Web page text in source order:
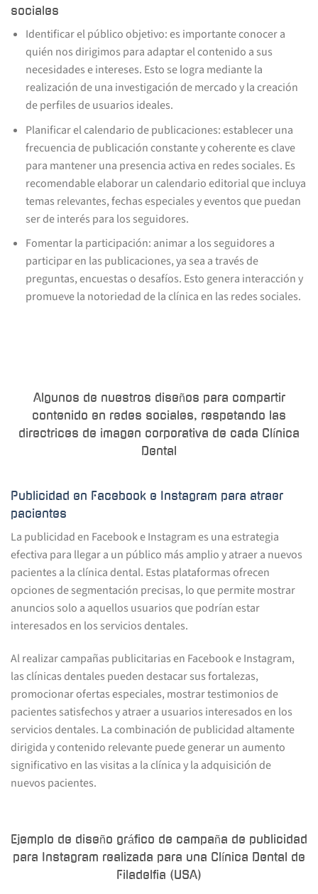
sociales
Identificar el público objetivo: es importante conocer a
quién nos dirigimos para adaptar el contenido a sus
necesidades e intereses. Esto se logra mediante la
realización de una investigación de mercado y la creación
de perfiles de usuarios ideales.
Planificar el calendario de publicaciones: establecer una
frecuencia de publicación constante y coherente es clave
para mantener una presencia activa en redes sociales. Es
recomendable elaborar un calendario editorial que incluya
temas relevantes, fechas especiales y eventos que puedan
ser de interés para los seguidores.
Fomentar la participación: animar a los seguidores a
participar en las publicaciones, ya sea a través de
preguntas, encuestas o desafíos. Esto genera interacción y
promueve la notoriedad de la clínica en las redes sociales.
Algunos de nuestros diseños para compartir
contenido en redes sociales, respetando las
directrices de imagen corporativa de cada Clínica
Dental
Publicidad en Facebook e Instagram para atraer
pacientes
La publicidad en Facebook e Instagram es una estrategia
efectiva para llegar a un público más amplio y atraer a nuevos
pacientes a la clínica dental. Estas plataformas ofrecen
opciones de segmentación precisas, lo que permite mostrar
anuncios solo a aquellos usuarios que podrían estar
interesados en los servicios dentales.
Al realizar campañas publicitarias en Facebook e Instagram,
las clínicas dentales pueden destacar sus fortalezas,
promocionar ofertas especiales, mostrar testimonios de
pacientes satisfechos y atraer a usuarios interesados en los
servicios dentales. La combinación de publicidad altamente
dirigida y contenido relevante puede generar un aumento
significativo en las visitas a la clínica y la adquisición de
nuevos pacientes.
Ejemplo de diseño gráfico de campaña de publicidad
para Instagram realizada para una Clínica Dental de
Filadelfia (USA)